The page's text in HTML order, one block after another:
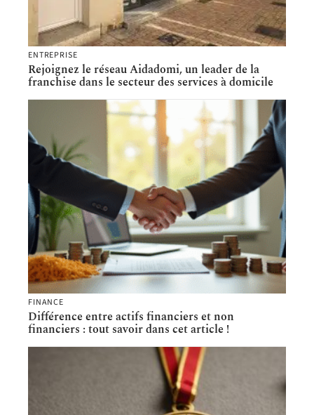
ENTREPRISE
Rejoignez le réseau Aidadomi, un leader de la
franchise dans le secteur des services à domicile
FINANCE
Différence entre actifs financiers et non
financiers : tout savoir dans cet article !